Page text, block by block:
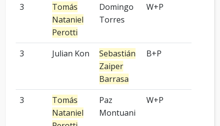
3
Tomás
Nataniel
Perotti
Domingo
Torres
W+P
3 Julian Kon
Sebastián
Zaiper
Barrasa
B+P
3
Tomás
Nataniel
Paz
Montuani
W+P